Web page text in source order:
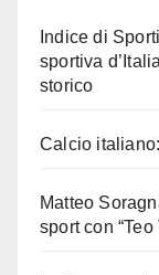
Indice di
sportiva
storico
Calcio
Matteo
sport con “Teo